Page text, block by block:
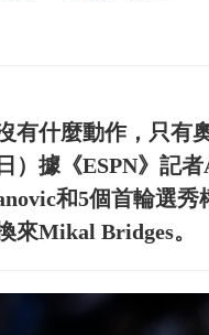
有什麼動作，只有
）據《ESPN》記
和5個首輪選
來Mikal Bridges。